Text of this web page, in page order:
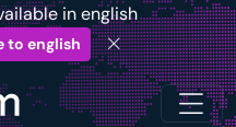
in english
to english